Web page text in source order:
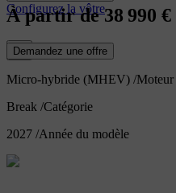
Configurez la vôtre
À partir de38 990 €
Demandez une offre
Micro-hybride (MHEV) /Moteur
Break /Catégorie
2027 /Année du modèle